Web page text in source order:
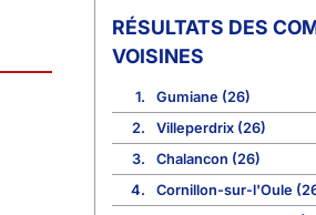
VOISINES
1.
Gumiane (26)
2.
Villeperdrix (26)
3.
Chalancon (26)
4.
Cornillon-sur-l'Oule